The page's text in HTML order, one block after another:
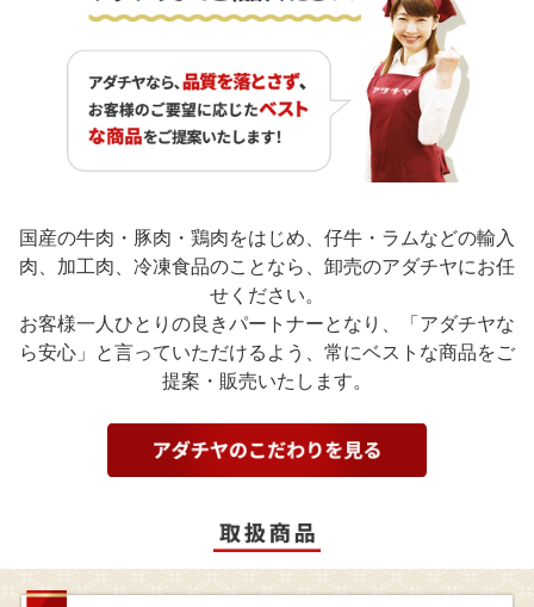
国産の牛肉・豚肉・鶏肉をはじめ、仔牛・ラムなどの輸入
肉、加工肉、冷凍食品のことなら、卸売のアダチヤにお任
せください。
お客様一人ひとりの良きパートナーとなり、「アダチヤな
ら安心」と言っていただけるよう、常にベストな商品をご
提案・販売いたします。